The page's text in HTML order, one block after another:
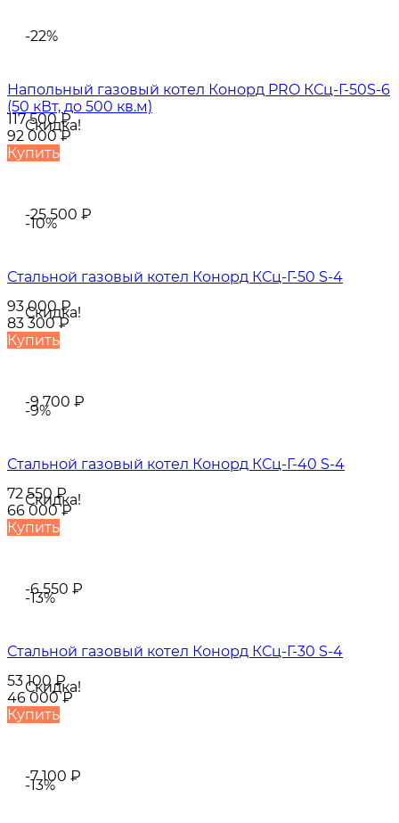
-22%
Скидка!
-25 500 ₽
Напольный газовый котел Конорд PRO КСц-Г-50S-6
(50 кВт, до 500 кв.м)
117 500₽
92 000₽
Купить
-10%
Скидка!
-9 700 ₽
Стальной газовый котел Конорд КСц-Г-50 S-4
93 000₽
83 300₽
Купить
-9%
Скидка!
-6 550 ₽
Стальной газовый котел Конорд КСц-Г-40 S-4
72 550₽
66 000₽
Купить
-13%
Скидка!
-7 100 ₽
Стальной газовый котел Конорд КСц-Г-30 S-4
53 100₽
46 000₽
Купить
-13%